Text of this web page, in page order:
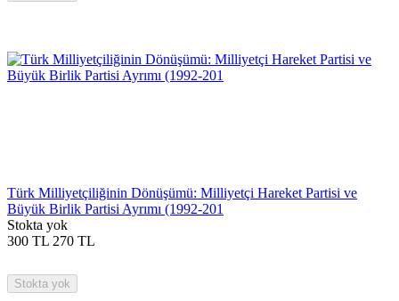
Türk Milliyetçiliğinin Dönüşümü: Milliyetçi Hareket Partisi ve
Büyük Birlik Partisi Ayrımı (1992-201
Stokta yok
300 TL 270 TL
Stokta yok